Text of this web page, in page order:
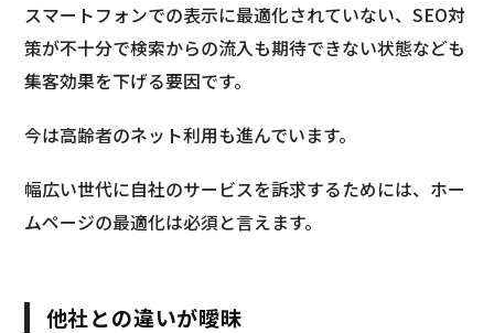
スマートフォンでの表示に最適化されていない、SEO対
策が不十分で検索からの流入も期待できない状態なども
集客効果を下げる要因です。
今は高齢者のネット利用も進んでいます。
幅広い世代に自社のサービスを訴求するためには、ホー
ムページの最適化は必須と言えます。
他社との違いが曖昧